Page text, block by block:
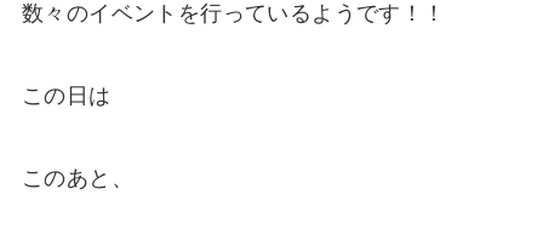
数々のイベントを行っているようです！！
この日は
このあと、